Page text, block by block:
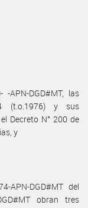
-APN-DGD#MT, las
(t.o.1976) y sus
Decreto N° 200 de
y
APN-DGD#MT del
obran tres